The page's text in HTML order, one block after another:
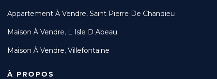
Appartement À Vendre, Saint Pierre De Chandieu
Maison À Vendre, L Isle D Abeau
Maison À Vendre, Villefontaine
À PROPOS